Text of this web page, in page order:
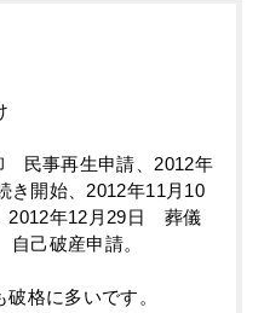
民事再生申請、2012年
開始、2012年11月10
年12月29日 葬儀
己破産申請。
格に多いです。